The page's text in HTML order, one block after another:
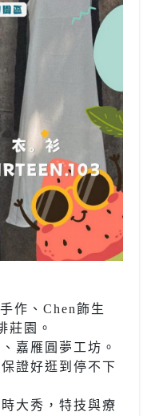
作、Chen飾生
莊園。
嘉雁圓夢工坊。
證好逛到停不下
大秀，特技與療